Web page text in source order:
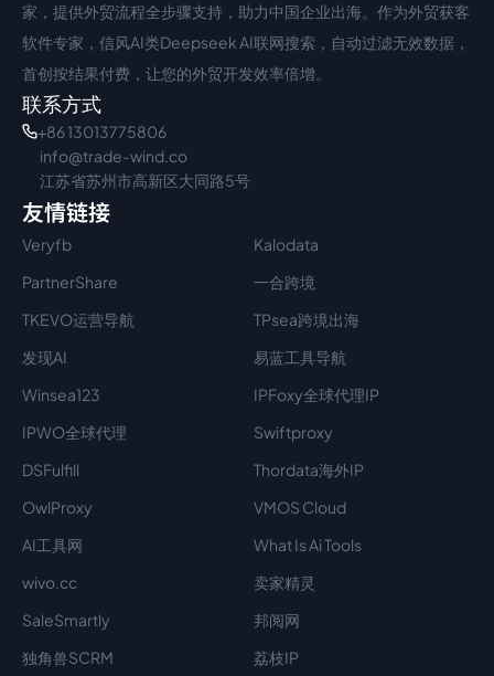
家，提供外贸流程全步骤支持，助力中国企业出海。作为外贸获客
软件专家，信风AI类Deepseek AI联网搜索，自动过滤无效数据，
首创按结果付费，让您的外贸开发效率倍增。
联系方式
+86 13013775806
info@trade-wind.co
江苏省苏州市高新区大同路5号
友情链接
Veryfb
Kalodata
PartnerShare
一合跨境
TKEVO运营导航
TPsea跨境出海
发现AI
易蓝工具导航
Winsea123
IPFoxy全球代理IP
IPWO全球代理
Swiftproxy
DSFulfill
Thordata海外IP
OwlProxy
VMOS Cloud
AI工具网
What Is Ai Tools
wivo.cc
卖家精灵
SaleSmartly
邦阅网
独角兽SCRM
荔枝IP